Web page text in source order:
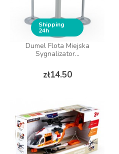
Shipping
24h
Dumel Flota Miejska
Sygnalizator...
zł14.50
Price